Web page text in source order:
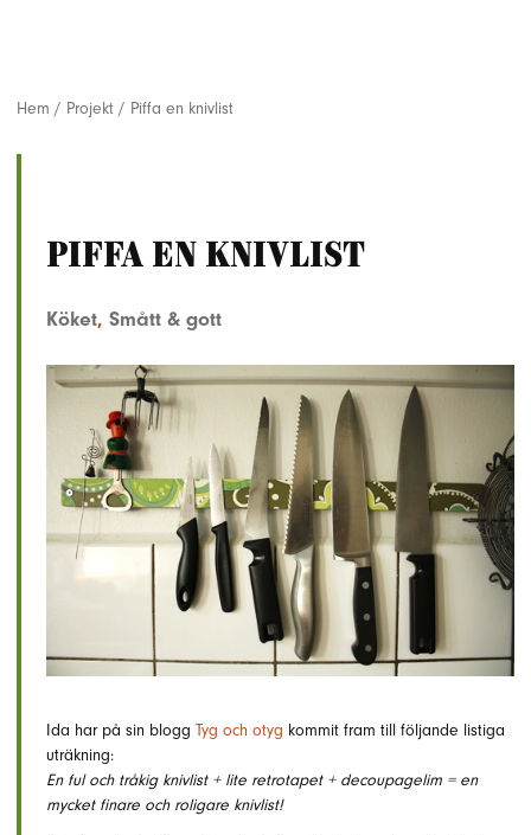
Hem / Projekt / Piffa en knivlist
Piffa en knivlist
Köket, Smått & gott
Ida har på sin blogg Tyg och otyg kommit fram till följande listiga
uträkning:
En ful och tråkig knivlist + lite retrotapet + decoupagelim = en
mycket finare och roligare knivlist!